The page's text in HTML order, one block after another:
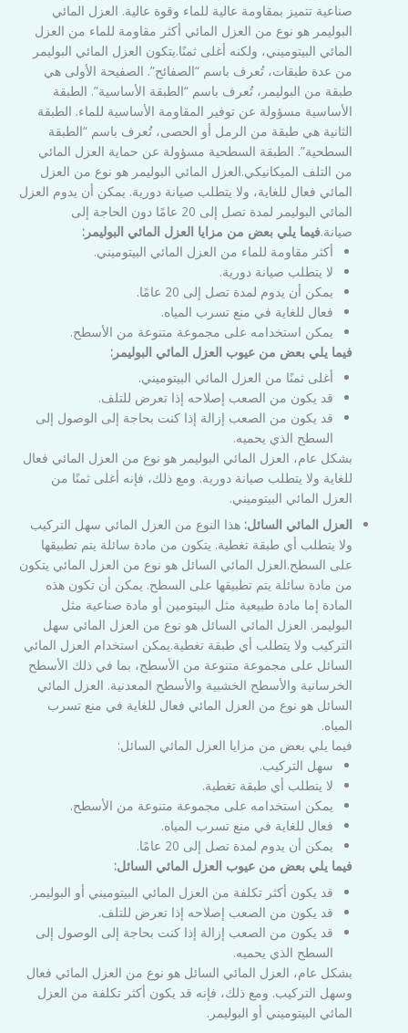
صناعية تتميز بمقاومة عالية للماء وقوة عالية. العزل المائي
البوليمر هو نوع من العزل المائي أكثر مقاومة للماء من العزل
المائي البيتوميني، ولكنه أغلى ثمنًا.يتكون العزل المائي البوليمر
من عدة طبقات، تُعرف باسم “الصفائح”. الصفيحة الأولى هي
طبقة من البوليمر، تُعرف باسم “الطبقة الأساسية”. الطبقة
الأساسية مسؤولة عن توفير المقاومة الأساسية للماء. الطبقة
الثانية هي طبقة من الرمل أو الحصى، تُعرف باسم “الطبقة
السطحية”. الطبقة السطحية مسؤولة عن حماية العزل المائي
من التلف الميكانيكي.العزل المائي البوليمر هو نوع من العزل
المائي فعال للغاية، ولا يتطلب صيانة دورية. يمكن أن يدوم العزل
المائي البوليمر لمدة تصل إلى 20 عامًا دون الحاجة إلى
صيانة.فيما يلي بعض من مزايا العزل المائي البوليمر:
أكثر مقاومة للماء من العزل المائي البيتوميني.
لا يتطلب صيانة دورية.
يمكن أن يدوم لمدة تصل إلى 20 عامًا.
فعال للغاية في منع تسرب المياه.
يمكن استخدامه على مجموعة متنوعة من الأسطح.
فيما يلي بعض من عيوب العزل المائي البوليمر:
أغلى ثمنًا من العزل المائي البيتوميني.
قد يكون من الصعب إصلاحه إذا تعرض للتلف.
قد يكون من الصعب إزالة إذا كنت بحاجة إلى الوصول إلى
السطح الذي يحميه.
بشكل عام، العزل المائي البوليمر هو نوع من العزل المائي فعال
للغاية ولا يتطلب صيانة دورية. ومع ذلك، فإنه أغلى ثمنًا من
العزل المائي البيتوميني.
العزل المائي السائل: هذا النوع من العزل المائي سهل التركيب
ولا يتطلب أي طبقة تغطية. يتكون من مادة سائلة يتم تطبيقها
على السطح.العزل المائي السائل هو نوع من العزل المائي يتكون
من مادة سائلة يتم تطبيقها على السطح. يمكن أن تكون هذه
المادة إما مادة طبيعية مثل البيتومين أو مادة صناعية مثل
البوليمر. العزل المائي السائل هو نوع من العزل المائي سهل
التركيب ولا يتطلب أي طبقة تغطية.يمكن استخدام العزل المائي
السائل على مجموعة متنوعة من الأسطح، بما في ذلك الأسطح
الخرسانية والأسطح الخشبية والأسطح المعدنية. العزل المائي
السائل هو نوع من العزل المائي فعال للغاية في منع تسرب
المياه.
فيما يلي بعض من مزايا العزل المائي السائل:
سهل التركيب.
لا يتطلب أي طبقة تغطية.
يمكن استخدامه على مجموعة متنوعة من الأسطح.
فعال للغاية في منع تسرب المياه.
يمكن أن يدوم لمدة تصل إلى 20 عامًا.
فيما يلي بعض من عيوب العزل المائي السائل:
قد يكون أكثر تكلفة من العزل المائي البيتوميني أو البوليمر.
قد يكون من الصعب إصلاحه إذا تعرض للتلف.
قد يكون من الصعب إزالة إذا كنت بحاجة إلى الوصول إلى
السطح الذي يحميه.
بشكل عام، العزل المائي السائل هو نوع من العزل المائي فعال
وسهل التركيب. ومع ذلك، فإنه قد يكون أكثر تكلفة من العزل
المائي البيتوميني أو البوليمر.